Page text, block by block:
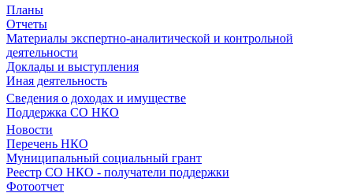
Планы
Отчеты
Материалы экспертно-аналитической и контрольной
деятельности
Доклады и выступления
Иная деятельность
Сведения о доходах и имуществе
Поддержка СО НКО
Новости
Перечень НКО
Муниципальный социальный грант
Реестр СО НКО - получатели поддержки
Фотоотчет